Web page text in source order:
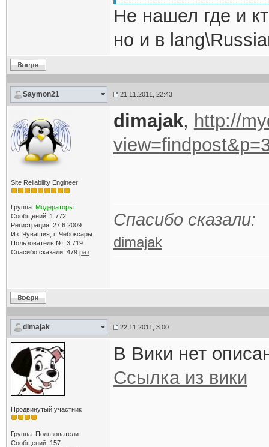
Не нашел где и
но и в
Saymon21 21.11.2011, 22:43
Site Reliability Engineer
Группа: Модераторы
Сообщений: 1 772
Регистрация: 27.6.2009
Из: Чувашия, г. Чебоксары
Пользователь №: 3 719
Спасибо сказали: 479 раз
dimajak, http://
Спасибо сказали:
dimajak
dimajak 22.11.2011, 3:00
Продвинутый участник
Группа: Пользователи
Сообщений: 157
В Вики нет
Ссылка из вики